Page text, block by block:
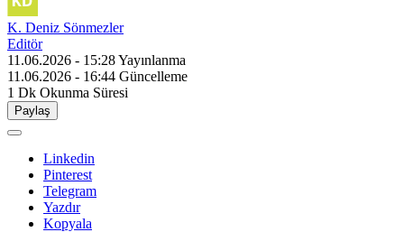
K. Deniz Sönmezler
Editör
11.06.2026 - 15:28Yayınlanma
11.06.2026 - 16:44 Güncelleme
1 Dk Okunma Süresi
Paylaş
Linkedin
Pinterest
Telegram
Yazdır
Kopyala